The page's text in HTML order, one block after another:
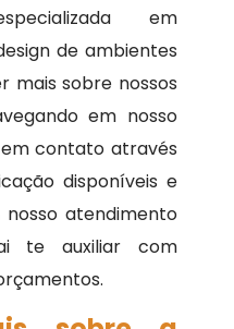
em
de ambientes
mais sobre nossos
em nosso
contato através
disponíveis e
atendimento
te auxiliar com